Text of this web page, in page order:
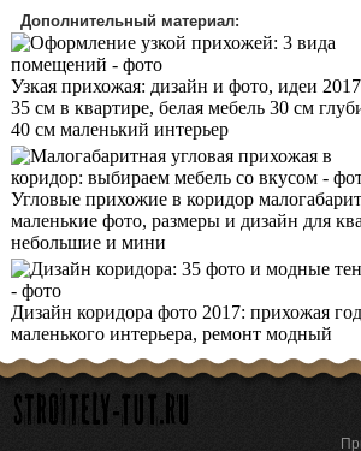
Дополнительный материал:
Узкая прихожая: дизайн и фото, идеи
35 см в квартире, белая мебель 30 см
40 см маленький интерьер
Угловые прихожие в коридор
маленькие фото, размеры и дизайн для
небольшие и мини
Дизайн коридора фото 2017: прихожая
маленького интерьера, ремонт модный